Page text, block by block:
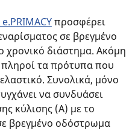
προσφέρει
σε βρεγμένο
χρονικό διάστημα. Ακόμη
πληροί τα πρότυπα που
Συνολικά, μόνο
να συνδυάσει
κύλισης (Α) με το
βρεγμένο οδόστρωμα